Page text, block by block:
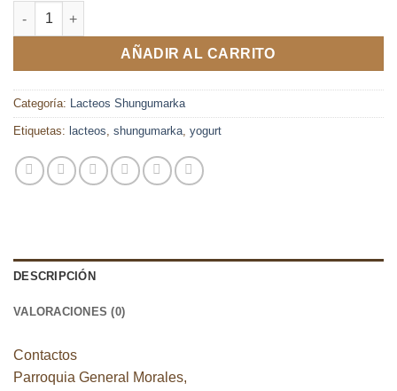
Yogurt 250ml cantidad
AÑADIR AL CARRITO
Categoría: Lacteos Shungumarka
Etiquetas: lacteos, shungumarka, yogurt
DESCRIPCIÓN
VALORACIONES (0)
Contactos
Parroquia General Morales,